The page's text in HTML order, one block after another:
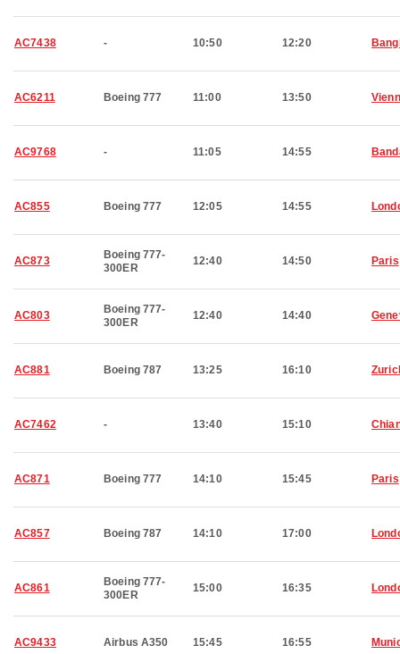
AC7438 - 10:50 12:20
AC6211 Boeing 777 11:00 13:50
AC9768 - 11:05 14:55
AC855 Boeing 777 12:05 14:55
AC873
Boeing 777-
300ER
12:40 14:50 Paris
AC803
Boeing 777-
300ER
12:40 14:40
AC881 Boeing 787 13:25 16:10
AC7462 - 13:40 15:10
AC871 Boeing 777 14:10 15:45 Paris
AC857 Boeing 787 14:10 17:00
AC861
Boeing 777-
300ER
15:00 16:35
AC9433 Airbus A350 15:45 16:55